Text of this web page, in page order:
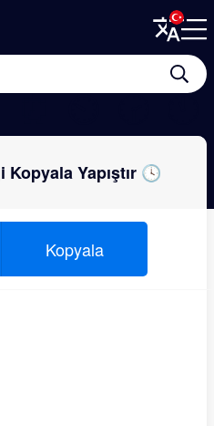
Yapıştır 🕓
Kopyala